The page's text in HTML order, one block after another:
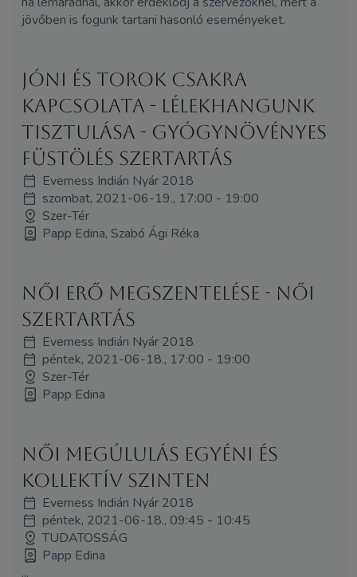
jövőben is fogunk tartani hasonló eseményeket.
Jóni és torok csakra
kapcsolata - lélekhangunk
tisztulása - gyógynövényes
füstölés szertartás
Everness Indián Nyár 2018
szombat, 2021-06-19., 17:00 - 19:00
Szer-Tér
Papp Edina, Szabó Ági Réka
Női erő megszentelése - női
szertartás
Everness Indián Nyár 2018
péntek, 2021-06-18., 17:00 - 19:00
Szer-Tér
Papp Edina
Női megúlulás egyéni és
kollektív szinten
Everness Indián Nyár 2018
péntek, 2021-06-18., 09:45 - 10:45
TUDATOSSÁG
Papp Edina
...